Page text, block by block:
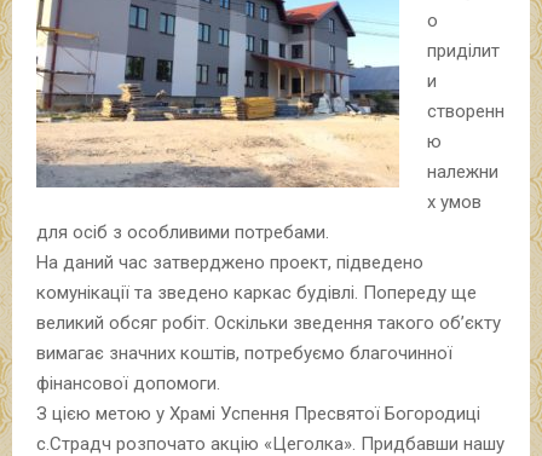
о
приділит
и
створенн
ю
належни
х умов
для осіб з особливими потребами.
На даний час затверджено проект, підведено
комунікації та зведено каркас будівлі. Попереду ще
великий обсяг робіт. Оскільки зведення такого об’єкту
вимагає значних коштів, потребуємо благочинної
фінансової допомоги.
З цією метою у Храмі Успення Пресвятої Богородиці
с.Страдч розпочато акцію «Цеголка». Придбавши нашу